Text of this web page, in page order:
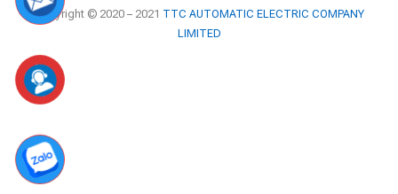
Copyright © 2020 – 2021 TTC AUTOMATIC ELECTRIC COMPANY
LIMITED